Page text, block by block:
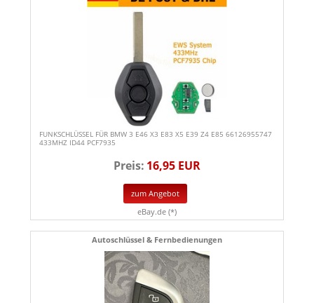
FUNKSCHLÜSSEL FÜR BMW 3 E46 X3 E83 X5 E39 Z4 E85 66126955747
433MHZ ID44 PCF7935
Preis: 16,95 EUR
zum Angebot
eBay.de (*)
Autoschlüssel & Fernbedienungen